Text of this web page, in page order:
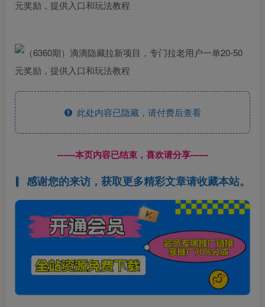
此处内容已隐藏，请付费后查看
------本页内容已结束，喜欢请分享------
感谢您的来访，获取更多精彩文章请收藏本站。